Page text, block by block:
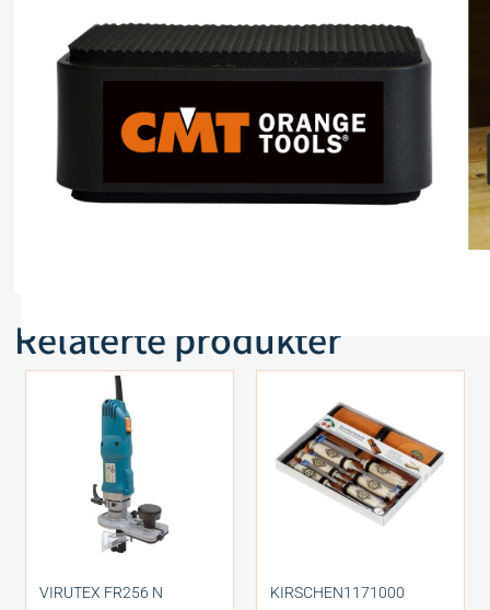
Sammenlign
Legg i ønskeliste
Beskrivelse
Relaterte produkter
VIRUTEX FR256 N KIRSCHEN1171000